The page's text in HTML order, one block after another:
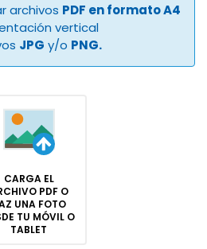
archivos PDF en formato A4
vertical
JPG y/o PNG.
CARGA EL
PDF O
UNA FOTO
TU MÓVIL O
TABLET